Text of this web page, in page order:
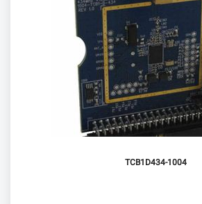
1004-TCB1D434